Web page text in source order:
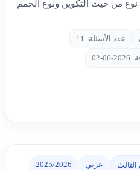
نوع من حيث التكوين ونوع الحمم
عدد الأسئلة: 11
02
عربي 2025/2026